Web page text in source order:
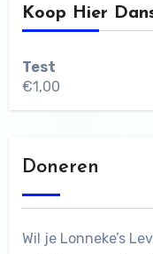
Koop Hier
Test
€1,00
Doneren
Wil je Lonneke’s